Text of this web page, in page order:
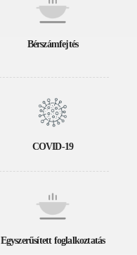
Bérszámfejtés
COVID-19
Egyszerűsített foglalkoztatás